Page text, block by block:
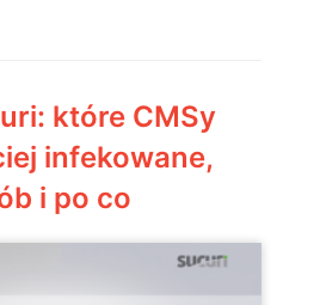
które CMSy
infekowane,
i po co